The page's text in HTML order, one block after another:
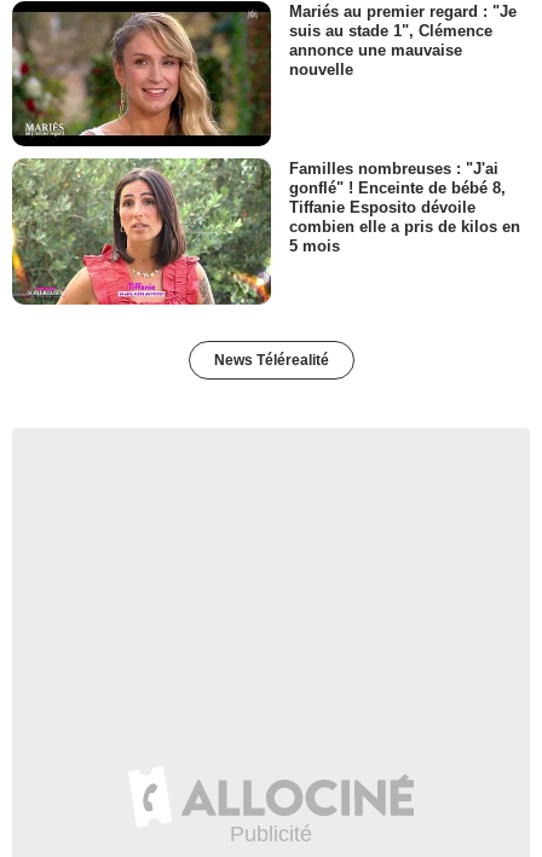
Mariés au premier regard : "Je
suis au stade 1", Clémence
annonce une mauvaise
nouvelle
Familles nombreuses : "J'ai
gonflé" ! Enceinte de bébé 8,
Tiffanie Esposito dévoile
combien elle a pris de kilos en
5 mois
News Télérealité